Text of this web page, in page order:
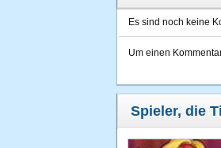
Es sind noch keine
Um einen
Spieler, die